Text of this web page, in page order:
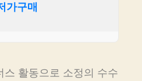
가구매
스 활동으로 소정의 수수